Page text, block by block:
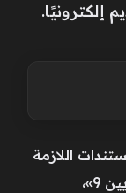
إلكترونيًا.
اللازمة
للتقديم على وحدات «سكن لكل المصريين 9»،